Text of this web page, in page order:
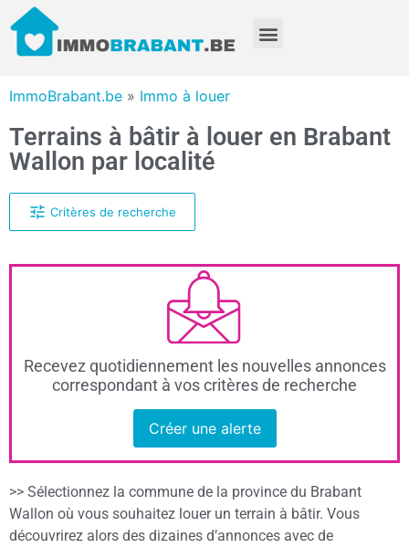
ImmoBrabant.be » Immo à louer
Terrains à bâtir à louer en Brabant
Wallon par localité
Critères de recherche
Recevez quotidiennement les nouvelles annonces
correspondant à vos critères de recherche
Créer une alerte
>> Sélectionnez la commune de la province du Brabant
Wallon où vous souhaitez louer un terrain à bâtir. Vous
découvrirez alors des dizaines d’annonces avec de